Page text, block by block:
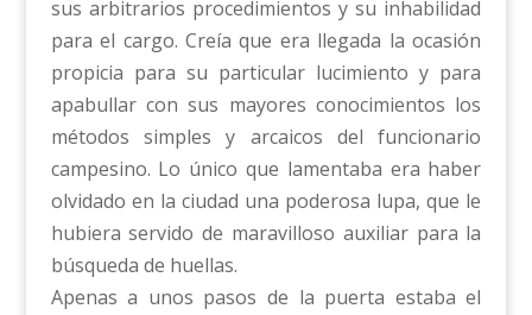
sus arbitrarios procedimientos y su inhabilidad
para el cargo. Creía que era llegada la ocasión
propicia para su particular lucimiento y para
apabullar con sus mayores conocimientos los
métodos simples y arcaicos del funcionario
campesino. Lo único que lamentaba era haber
olvidado en la ciudad una poderosa lupa, que le
hubiera servido de maravilloso auxiliar para la
búsqueda de huellas.
Apenas a unos pasos de la puerta estaba el